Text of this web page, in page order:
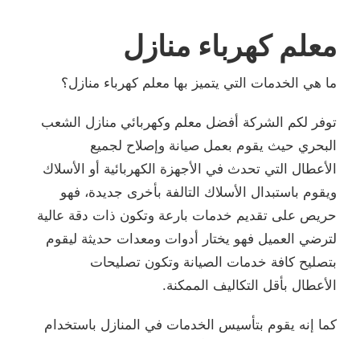
معلم كهرباء منازل
ما هي الخدمات التي يتميز بها معلم كهرباء منازل؟
توفر لكم الشركة أفضل معلم وكهربائي منازل الشعب
البحري حيث يقوم بعمل صيانة وإصلاح لجميع
الأعطال التي تحدث في الأجهزة الكهربائية أو الأسلاك
ويقوم باستبدال الأسلاك التالفة بأخرى جديدة، فهو
حريص على تقديم خدمات بارعة وتكون ذات دقة عالية
لترضي العميل فهو يختار أدوات ومعدات حديثة ليقوم
بتصليح كافة خدمات الصيانة وتكون تصليحات
الأعطال بأقل التكاليف الممكنة.
كما إنه يقوم بتأسيس الخدمات في المنازل باستخدام